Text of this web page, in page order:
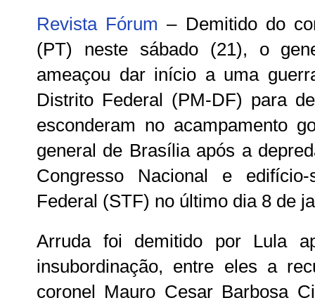
Revista Fórum – Demitido do
(PT) neste sábado (21), o
ameaçou dar início a uma
Distrito Federal (PM-DF) para
esconderam no acampamento
general de Brasília após a
Congresso Nacional e
Federal (STF) no último dia 8 de
Arruda foi demitido por Lula
insubordinação, entre eles a
coronel Mauro Cesar Barbosa